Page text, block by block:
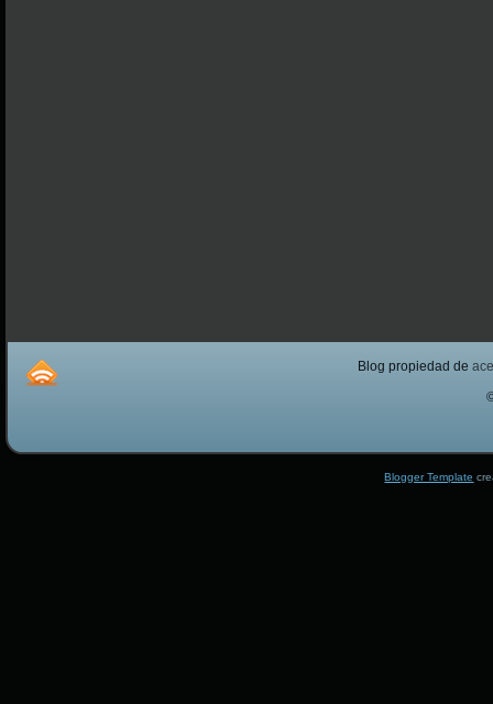
Blog propiedad de
Blogger Template